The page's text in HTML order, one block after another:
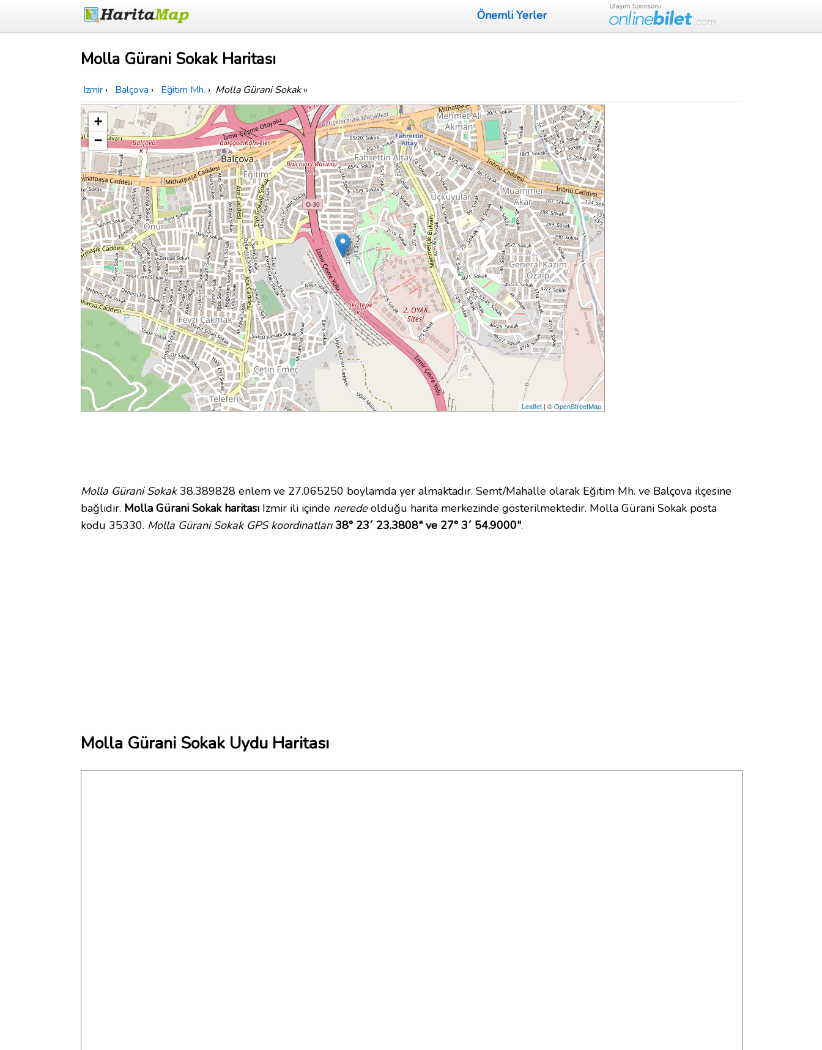
Önemli Yerler
Molla Gürani Sokak Haritası
Izmir › Balçova › Eğitim Mh. › Molla Gürani Sokak»
+
−
Leaflet | ©OpenStreetMap
Molla Gürani Sokak38.389828 enlem ve 27.065250 boylamda yer almaktadır. Semt/Mahalle olarak Eğitim Mh. ve Balçova ilçesine
bağlıdır. Molla Gürani Sokak haritası Izmir ili içinde neredeolduğu harita merkezinde gösterilmektedir. Molla Gürani Sokak posta
kodu 35330. Molla Gürani Sokak GPS koordinatları 38° 23´ 23.3808" ve 27° 3´ 54.9000".
Molla Gürani Sokak Uydu Haritası